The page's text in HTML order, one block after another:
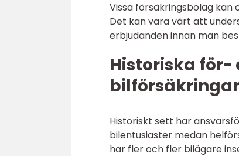
Vissa försäkringsbolag
Det kan vara värt att
erbjudanden innan man
Historiska för-
bilförsäkringar
Historiskt sett har
bilentusiaster medan
har fler och fler bilägare